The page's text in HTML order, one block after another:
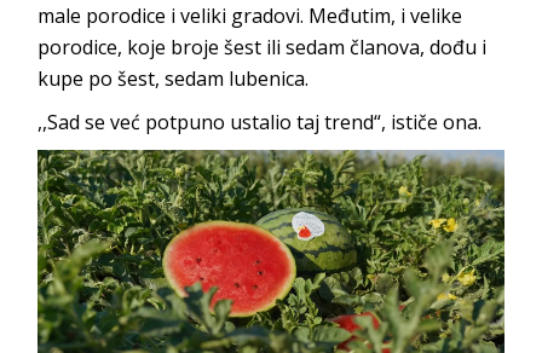
male porodice i veliki gradovi. Međutim, i velike
porodice, koje broje šest ili sedam članova, dođu i
kupe po šest, sedam lubenica.
,,Sad se već potpuno ustalio taj trend“, ističe ona.